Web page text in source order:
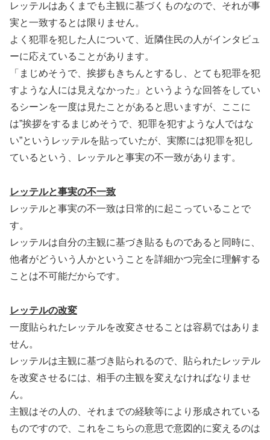
レッテルはあくまでも主観に基づくものなので、それが事
実と一致するとは限りません。
よく犯罪を犯した人について、近隣住民の人がインタビュ
ーに応えていることがあります。
「まじめそうで、挨拶もきちんとするし、とても犯罪を犯
すような人には見えなかった」というような回答をしてい
るシーンを一度は見たことがあると思いますが、ここに
は”挨拶をするまじめそうで、犯罪を犯すような人ではな
い”というレッテルを貼っていたが、実際には犯罪を犯し
ているという、レッテルと事実の不一致があります。
レッテルと事実の不一致
レッテルと事実の不一致は日常的に起こっていることで
す。
レッテルは自分の主観に基づき貼るものであると同時に、
他者がどういう人かということを詳細かつ完全に理解する
ことは不可能だからです。
レッテルの改変
一度貼られたレッテルを改変させることは容易ではありま
せん。
レッテルは主観に基づき貼られるので、貼られたレッテル
を改変させるには、相手の主観を変えなければなりませ
ん。
主観はその人の、それまでの経験等により形成されている
ものですので、これをこちらの意思で意図的に変えるのは